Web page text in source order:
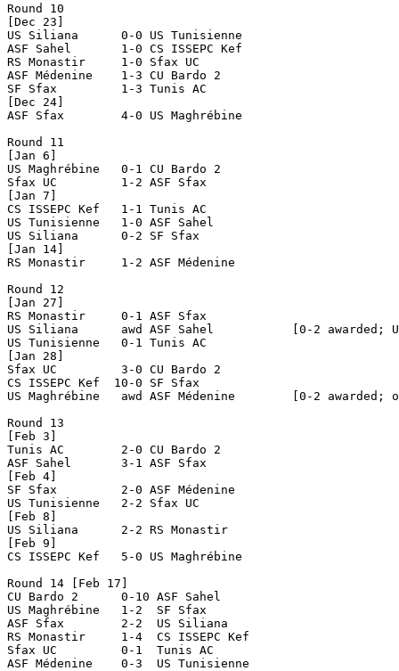
Round 10
[Dec 23]
US Siliana	0-0 US Tunisienne
ASF Sahel	1-0 CS ISSEPC Kef
RS Monastir	1-0 Sfax UC
ASF Médenine	1-3 CU Bardo 2
SF Sfax		1-3 Tunis AC
[Dec 24]
ASF Sfax	4-0 US Maghrébine
Round 11
[Jan 6]
US Maghrébine	0-1 CU Bardo 2
Sfax UC		1-2 ASF Sfax
[Jan 7]
CS ISSEPC Kef	1-1 Tunis AC
US Tunisienne	1-0 ASF Sahel
US Siliana	0-2 SF Sfax
[Jan 14]
RS Monastir	1-2 ASF Médenine
Round 12
[Jan 27]
RS Monastir	0-1 ASF Sfax
US Siliana	awd ASF Sahel		[0-2 awarded; US Siliana forfait; 1 point deducted]
US Tunisienne	0-1 Tunis AC
[Jan 28]
Sfax UC		3-0 CU Bardo 2
CS ISSEPC Kef  10-0 SF Sfax
US Maghrébine	awd ASF Médenine	[0-2 awarded; originally 1-0; US Maghrébine fielded ineligible player]
Round 13
[Feb 3]
Tunis AC	2-0 CU Bardo 2
ASF Sahel	3-1 ASF Sfax
[Feb 4]
SF Sfax		2-0 ASF Médenine
US Tunisienne	2-2 Sfax UC
[Feb 8]
US Siliana	2-2 RS Monastir
[Feb 9]
CS ISSEPC Kef	5-0 US Maghrébine
Round 14 [Feb 17]
CU Bardo 2	0-10 ASF Sahel
US Maghrébine	1-2  SF Sfax
ASF Sfax	2-2  US Siliana
RS Monastir	1-4  CS ISSEPC Kef
Sfax UC		0-1  Tunis AC
ASF Médenine	0-3  US Tunisienne